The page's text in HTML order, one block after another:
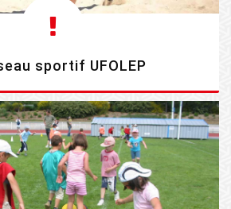
sportif UFOLEP
EN SAVOIR PLUS